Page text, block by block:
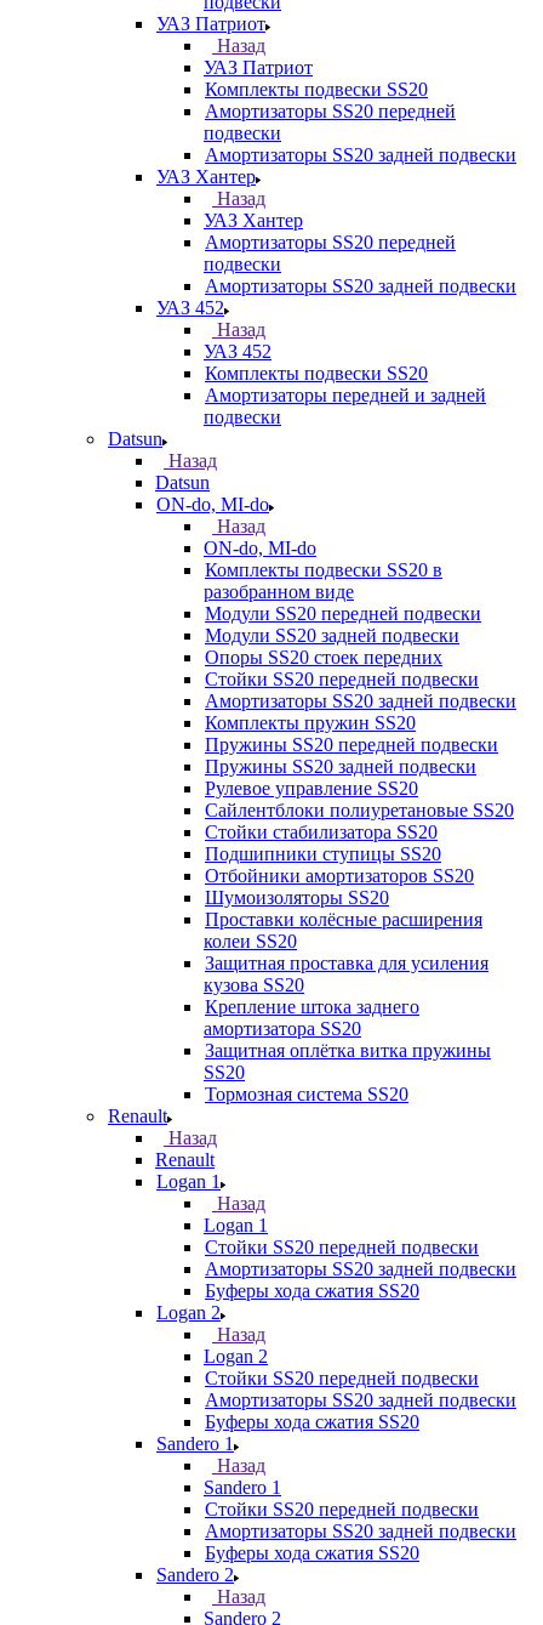
УАЗ Патриот
Назад
УАЗ Патриот
Комплекты подвески SS20
Амортизаторы SS20 передней
подвески
Амортизаторы SS20 задней подвески
УАЗ Хантер
Назад
УАЗ Хантер
Амортизаторы SS20 передней
подвески
Амортизаторы SS20 задней подвески
УАЗ 452
Назад
УАЗ 452
Комплекты подвески SS20
Амортизаторы передней и задней
подвески
Datsun
Назад
Datsun
ON-do, MI-do
Назад
ON-do, MI-do
Комплекты подвески SS20 в
разобранном виде
Модули SS20 передней подвески
Модули SS20 задней подвески
Опоры SS20 стоек передних
Стойки SS20 передней подвески
Амортизаторы SS20 задней подвески
Комплекты пружин SS20
Пружины SS20 передней подвески
Пружины SS20 задней подвески
Рулевое управление SS20
Сайлентблоки полиуретановые SS20
Стойки стабилизатора SS20
Подшипники ступицы SS20
Отбойники амортизаторов SS20
Шумоизоляторы SS20
Проставки колёсные расширения
колеи SS20
Защитная проставка для усиления
кузова SS20
Крепление штока заднего
амортизатора SS20
Защитная оплётка витка пружины
SS20
Тормозная система SS20
Renault
Назад
Renault
Logan 1
Назад
Logan 1
Стойки SS20 передней подвески
Амортизаторы SS20 задней подвески
Буферы хода сжатия SS20
Logan 2
Назад
Logan 2
Стойки SS20 передней подвески
Амортизаторы SS20 задней подвески
Буферы хода сжатия SS20
Sandero 1
Назад
Sandero 1
Стойки SS20 передней подвески
Амортизаторы SS20 задней подвески
Буферы хода сжатия SS20
Sandero 2
Назад
Sandero 2